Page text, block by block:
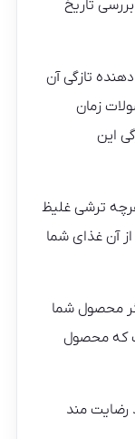
تاریخ
تازگی آن
زمان
این
ترشی غلیظ
آن غذای شما
محصول شما
که محصول
رضایت مند